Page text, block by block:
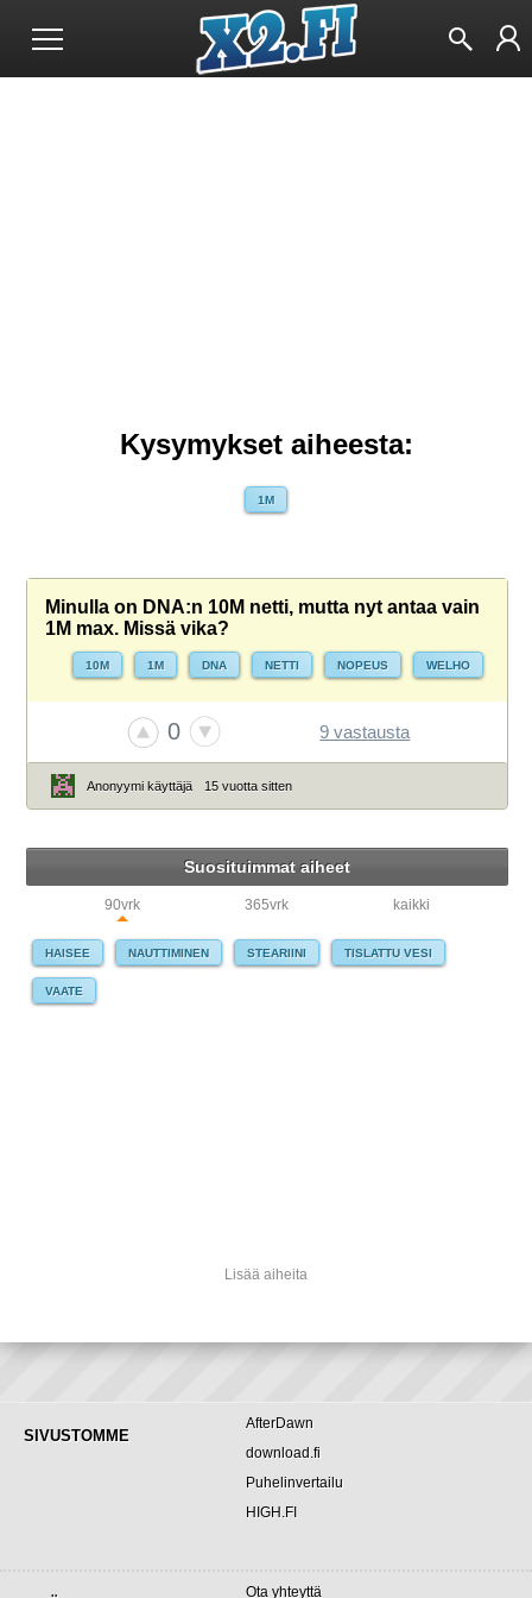
Kysymykset aiheesta:
1M
Minulla on DNA:n 10M netti, mutta nyt antaa vain
1M max. Missä vika?
10M 1M DNA NETTI NOPEUS WELHO
0 9 vastausta
Anonyymi käyttäjä 15 vuotta sitten
Suosituimmat aiheet
90vrk 365vrk kaikki
HAISEE NAUTTIMINEN STEARIINI TISLATTU VESI
VAATE
Lisää aiheita
SIVUSTOMME
AfterDawn
download.fi
Puhelinvertailu
HIGH.FI
Ota yhteyttä